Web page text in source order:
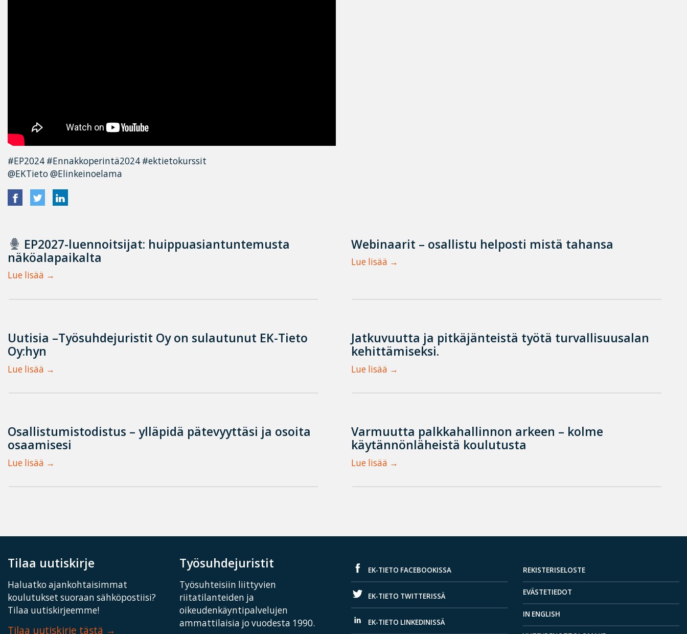
#EP2024 #Ennakkoperintä2024 #ektietokurssit
@EKTieto @Elinkeinoelama
EP2027-luennoitsijat: huippuasiantuntemusta
näköalapaikalta
Lue lisää
Webinaarit – osallistu helposti mistä tahansa
Lue lisää
Uutisia –Työsuhdejuristit Oy on sulautunut EK-Tieto
Oy:hyn
Lue lisää
Jatkuvuutta ja pitkäjänteistä työtä turvallisuusalan
kehittämiseksi.
Lue lisää
Osallistumistodistus – ylläpidä pätevyyttäsi ja osoita
osaamisesi
Lue lisää
Varmuutta palkkahallinnon arkeen – kolme
käytännönläheistä koulutusta
Lue lisää
Tilaa uutiskirje
Haluatko ajankohtaisimmat
koulutukset suoraan sähköpostiisi?
Tilaa uutiskirjeemme!
Tilaa uutiskirje tästä
Työsuhdejuristit
Työsuhteisiin liittyvien
riitatilanteiden ja
oikeudenkäyntipalvelujen
ammattilaisia jo vuodesta 1990.
EK-TIETO FACEBOOKISSA
EK-TIETO TWITTERISSÄ
EK-TIETO LINKEDINISSÄ
REKISTERISELOSTE
EVÄSTETIEDOT
IN ENGLISH